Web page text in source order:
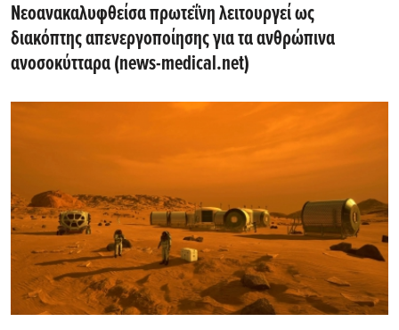
Νεοανακαλυφθείσα πρωτεΐνη λειτουργεί ως
διακόπτης απενεργοποίησης για τα ανθρώπινα
ανοσοκύτταρα (news-medical.net)